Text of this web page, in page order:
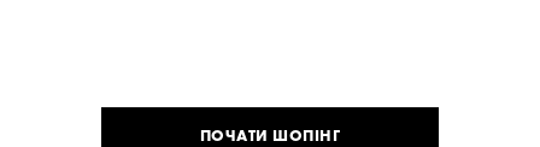
ПОЧАТИ ШОПІНГ